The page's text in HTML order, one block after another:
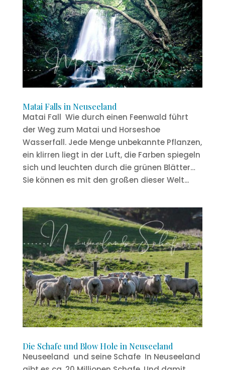
Matai Falls in Neuseeland
Matai Fall Wie durch einen Feenwald führt
der Weg zum Matai und Horseshoe
Wasserfall. Jede Menge unbekannte Pflanzen,
ein klirren liegt in der Luft, die Farben spiegeln
sich und leuchten durch die grünen Blätter…
Sie können es mit den großen dieser Welt...
Die Schafe und Blow Hole in Neuseeland
Neuseeland und seine Schafe In Neuseeland